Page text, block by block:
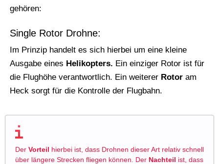
gehören:
Single Rotor Drohne:
Im Prinzip handelt es sich hierbei um eine kleine
Ausgabe eines Helikopters. Ein einziger Rotor ist für
die Flughöhe verantwortlich. Ein weiterer Rotor am
Heck sorgt für die Kontrolle der Flugbahn.
Der Vorteil hierbei ist, dass Drohnen dieser Art relativ schnell
über längere Strecken fliegen können. Der Nachteil ist, dass